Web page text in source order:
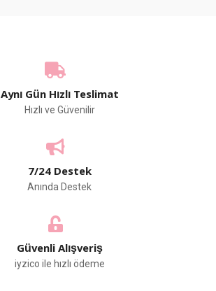
Aynı Gün Hızlı Teslimat
Hızlı ve Güvenilir
7/24 Destek
Anında Destek
Güvenli Alışveriş
iyzico ile hızlı ödeme